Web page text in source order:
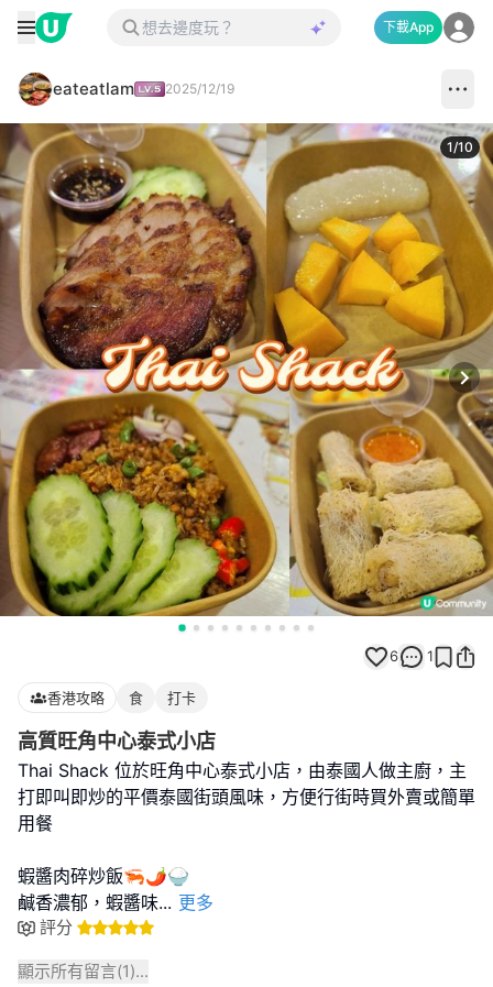
下載App
eateatlam 2025/12/19
1/10
6 1
香港攻略 食 打卡
高質旺角中心泰式小店
Thai Shack 位於旺角中心泰式小店，由泰國人做主廚，主
打即叫即炒的平價泰國街頭風味，方便行街時買外賣或簡單
用餐
蝦醬肉碎炒飯🦐🌶️🍚
鹹香濃郁，蝦醬味... 更多
評分
顯示所有留言(1)...